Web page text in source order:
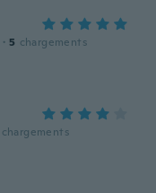
· 5 chargements
chargements